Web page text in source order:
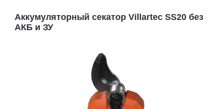
Аккумуляторный секатор Villartec SS20 без
АКБ и ЗУ